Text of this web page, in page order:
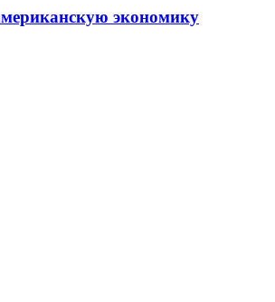
экономику